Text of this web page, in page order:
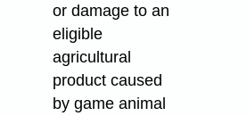
or damage to an
eligible
agricultural
product caused
by game animal